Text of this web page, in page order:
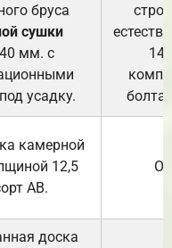
бруса
сушки
мм. с
усадку.
камерной
12,5
АВ.
доска